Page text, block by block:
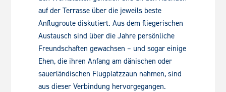
auf der Terrasse über die jeweils beste
Anflugroute diskutiert. Aus dem fliegerischen
Austausch sind über die Jahre persönliche
Freundschaften gewachsen – und sogar einige
Ehen, die ihren Anfang am dänischen oder
sauerländischen Flugplatzzaun nahmen, sind
aus dieser Verbindung hervorgegangen.